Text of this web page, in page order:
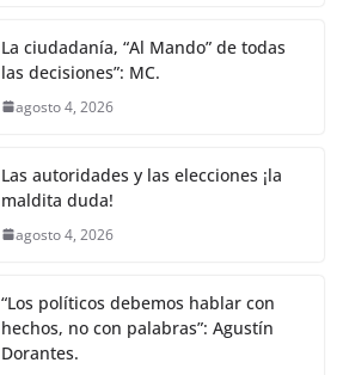
La ciudadanía, “Al Mando” de todas
las decisiones”: MC.
agosto 4, 2026
Las autoridades y las elecciones ¡la
maldita duda!
agosto 4, 2026
“Los políticos debemos hablar con
hechos, no con palabras”: Agustín
Dorantes.